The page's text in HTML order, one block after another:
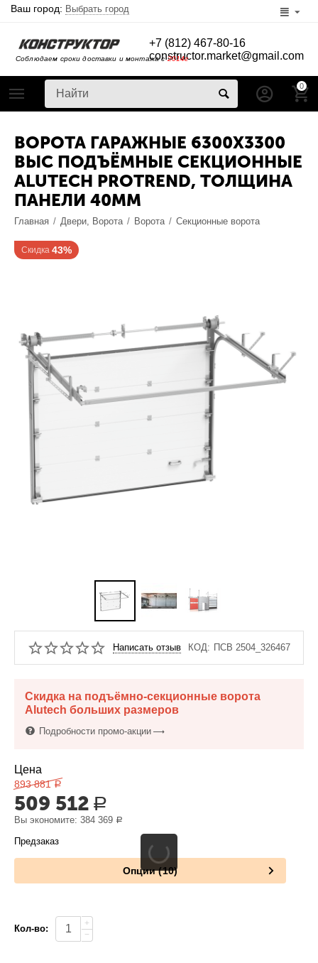
Ваш город: Выбрать город
Соблюдаем сроки доставки и монтажа с2014г
+7 (812) 467-80-16
constructor.market@gmail.com
0
ВОРОТА ГАРАЖНЫЕ 6300Х3300
ВЫС ПОДЪЁМНЫЕ СЕКЦИОННЫЕ
ALUTECH PROTREND, ТОЛЩИНА
ПАНЕЛИ 40ММ
Главная / Двери, Ворота / Ворота / Секционные ворота
Скидка 43%
Написать отзыв КОД: ПСВ 2504_326467
Скидка на подъёмно-секционные ворота
Alutech больших размеров
Подробности промо-акции
Цена
893 881 Р
509 512 Р
Вы экономите:384 369 Р
Предзаказ
Опции (10)
Кол-во:
+
−